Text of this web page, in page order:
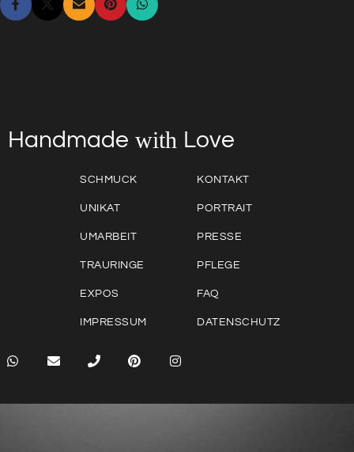
Handmade with Love
SCHMUCK
UNIKAT
UMARBEIT
TRAURINGE
EXPOS
IMPRESSUM
KONTAKT
PORTRAIT
PRESSE
PFLEGE
FAQ
DATENSCHUTZ